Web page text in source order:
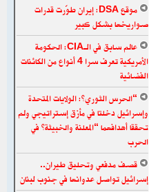
موقع DSA: إيران طوّرت قدرات
صواريخها بشكل كبير
عالم سابق في الـCIA: الحكومة
الأمريكية تعرف سرا 4 أنواع من الكائنات
الفضائية
“الحرس الثوري”: الولايات المتحدة
وإسرائيل دخلتا في مأزق إستراتيجي ولم
تحققا أهدافهما “المعلنة والخبيثة” في
الحرب
قصف مدفعي وتحليق طيران..
إسرائيل تواصل عدوانها في جنوب لبنان